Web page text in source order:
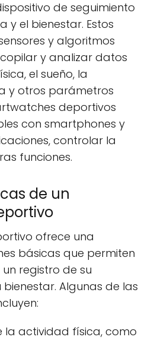
de seguimiento
y el bienestar. Estos
y algoritmos
y analizar datos
el sueño, la
y otros parámetros
deportivos
con smartphones y
controlar la
funciones.
de un
ofrece una
básicas que permiten
registro de su
Algunas de las
la actividad física, como